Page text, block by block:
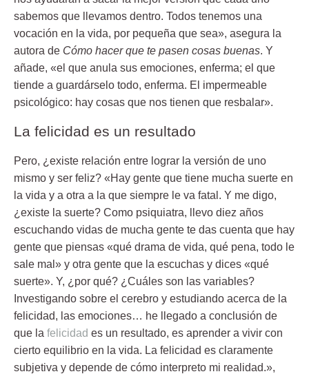
sabemos que llevamos dentro. Todos tenemos una
vocación en la vida, por pequeña que sea», asegura la
autora de Cómo hacer que te pasen cosas buenas. Y
añade, «el que anula sus emociones, enferma; el que
tiende a guardárselo todo, enferma. El impermeable
psicológico: hay cosas que nos tienen que resbalar».
La felicidad es un resultado
Pero, ¿existe relación entre lograr la versión de uno
mismo y ser feliz? «Hay gente que tiene mucha suerte en
la vida y a otra a la que siempre le va fatal. Y me digo,
¿existe la suerte? Como psiquiatra, llevo diez años
escuchando vidas de mucha gente te das cuenta que hay
gente que piensas «qué drama de vida, qué pena, todo le
sale mal» y otra gente que la escuchas y dices «qué
suerte». Y, ¿por qué? ¿Cuáles son las variables?
Investigando sobre el cerebro y estudiando acerca de la
felicidad, las emociones… he llegado a conclusión de
que la felicidad es un resultado, es aprender a vivir con
cierto equilibrio en la vida. La felicidad es claramente
subjetiva y depende de cómo interpreto mi realidad.»,